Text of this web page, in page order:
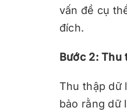
vấn đề cụ
đích.
Bước 2: Thu
Thu thập dữ
bảo rằng dữ